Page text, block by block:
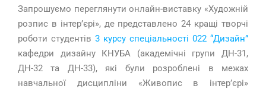
Запрошуємо переглянути онлайн-виставку «Художній
розпис в інтер’єрі», де представлено 24 кращі творчі
роботи студентів 3 курсу спеціальності 022 “Дизайн”
кафедри дизайну КНУБА (академічні групи ДН-31,
ДН-32 та ДН-33), які були розроблені в межах
навчальної дисципліни «Живопис в інтер’єрі»